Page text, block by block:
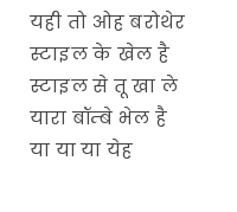
यही तो ओह बरोथेर
स्टाइल के खेल है
स्टाइल से तू खा ले
यारा बॉम्बे भेल है
या या या येह